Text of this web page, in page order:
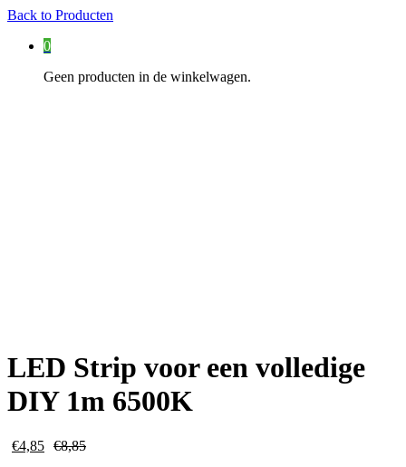
Back to Producten
0
Geen producten in de winkelwagen.
LED Strip voor een volledige
DIY 1m 6500K
€4,85 €8,85